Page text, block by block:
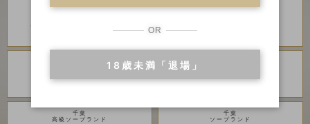
アラビアンナイト カンカン娘ネオ
グランローズ アカデミー
千葉
高級ソープランド
千葉
ソープランド
OR
18歳未満「退場」